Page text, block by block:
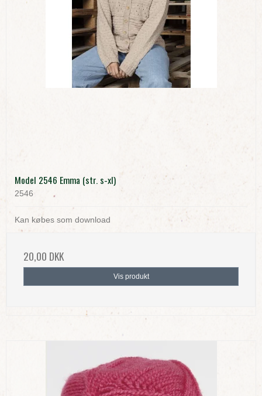
Model 2546 Emma (str. s-xl)
2546
Kan købes som download
20,00 DKK
Vis produkt